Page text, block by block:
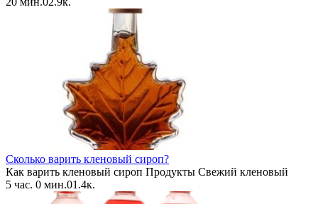
Сколько варить кленовый сироп?
Как варить кленовый сироп Продукты Свежий кленовый
5 час. 0 мин.01.4к.